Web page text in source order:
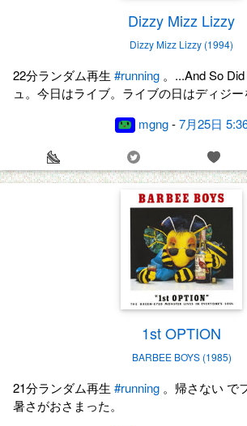
Dizzy Mizz Lizzy
Dizzy Mizz Lizzy (1994)
22分ランダム再生 #running 。...And So
ュ。今日はライブ。ライブの日はディジー
mgng-7月25日
1st OPTION
BARBEE BOYS (1985)
21分ランダム再生 #running 。帰さない で
暑さがおさまった。